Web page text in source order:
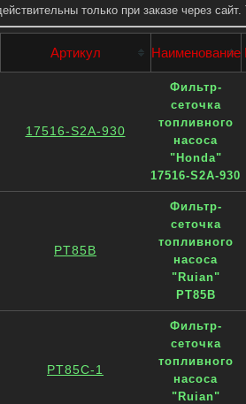
только при заказе через сайт.
Артикул Наименование
17516-S2A-930
Фильтр-
сеточка
топливного
насоса
"Honda"
17516-S2A-930
PT85B
Фильтр-
сеточка
топливного
насоса
"Ruian"
PT85B
PT85C-1
Фильтр-
сеточка
топливного
насоса
"Ruian"